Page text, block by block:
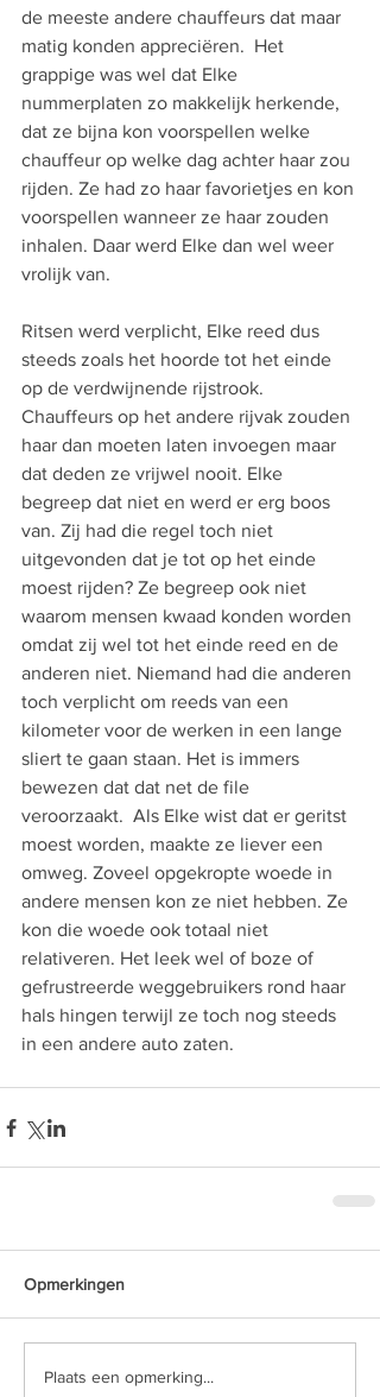
de meeste andere chauffeurs dat maar
matig konden appreciëren.  Het
grappige was wel dat Elke
nummerplaten zo makkelijk herkende,
dat ze bijna kon voorspellen welke
chauffeur op welke dag achter haar zou
rijden. Ze had zo haar favorietjes en kon
voorspellen wanneer ze haar zouden
inhalen. Daar werd Elke dan wel weer
vrolijk van.
Ritsen werd verplicht, Elke reed dus
steeds zoals het hoorde tot het einde
op de verdwijnende rijstrook.
Chauffeurs op het andere rijvak zouden
haar dan moeten laten invoegen maar
dat deden ze vrijwel nooit. Elke
begreep dat niet en werd er erg boos
van. Zij had die regel toch niet
uitgevonden dat je tot op het einde
moest rijden? Ze begreep ook niet
waarom mensen kwaad konden worden
omdat zij wel tot het einde reed en de
anderen niet. Niemand had die anderen
toch verplicht om reeds van een
kilometer voor de werken in een lange
sliert te gaan staan. Het is immers
bewezen dat dat net de file
veroorzaakt.  Als Elke wist dat er geritst
moest worden, maakte ze liever een
omweg. Zoveel opgekropte woede in
andere mensen kon ze niet hebben. Ze
kon die woede ook totaal niet
relativeren. Het leek wel of boze of
gefrustreerde weggebruikers rond haar
hals hingen terwijl ze toch nog steeds
in een andere auto zaten.
Opmerkingen
Plaats een opmerking...